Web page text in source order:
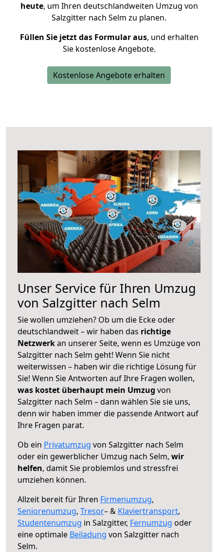
heute, um Ihren deutschlandweiten Umzug von
Salzgitter nach Selm zu planen.
Füllen Sie jetzt das Formular aus, und erhalten
Sie kostenlose Angebote.
Kostenlose Angebote erhalten
Unser Service für Ihren Umzug
von Salzgitter nach Selm
Sie wollen umziehen? Ob um die Ecke oder
deutschlandweit – wir haben das richtige
Netzwerkan unserer Seite, wenn es Umzüge von
Salzgitter nach Selm geht! Wenn Sie nicht
weiterwissen – haben wir die richtige Lösung für
Sie! Wenn Sie Antworten auf Ihre Fragen wollen,
was kostet überhaupt mein Umzug von
Salzgitter nach Selm – dann wählen Sie sie uns,
denn wir haben immer die passende Antwort auf
Ihre Fragen parat.
Ob ein Privatumzug von Salzgitter nach Selm
oder ein gewerblicher Umzug nach Selm, wir
helfen, damit Sie problemlos und stressfrei
umziehen können.
Allzeit bereit für Ihren Firmenumzug,
Seniorenumzug, Tresor– & Klaviertransport,
Studentenumzug in Salzgitter, Fernumzug oder
eine optimale Beiladung von Salzgitter nach
Selm.